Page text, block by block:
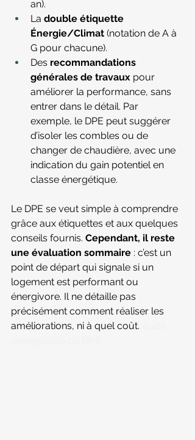
an).
La double étiquette
Énergie/Climat (notation de A à
G pour chacune).
Des recommandations
générales de travaux pour
améliorer la performance, sans
entrer dans le détail. Par
exemple, le DPE peut suggérer
d’isoler les combles ou de
changer de chaudière, avec une
indication du gain potentiel en
classe énergétique.
Le DPE se veut simple à comprendre
grâce aux étiquettes et aux quelques
conseils fournis. Cependant, il reste
une évaluation sommaire : c’est un
point de départ qui signale si un
logement est performant ou
énergivore. Il ne détaille pas
précisément comment réaliser les
améliorations, ni à quel coût.